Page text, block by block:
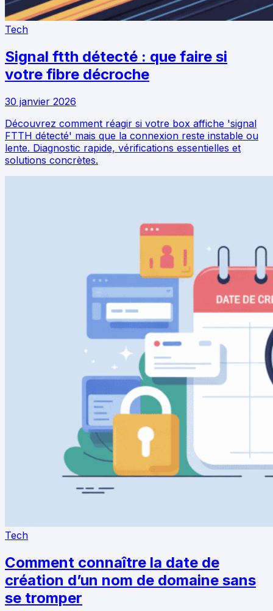
Tech
Signal ftth détecté : que faire si
votre fibre décroche
30 janvier 2026
Découvrez comment réagir si votre box affiche 'signal
FTTH détecté' mais que la connexion reste instable ou
lente. Diagnostic rapide, vérifications essentielles et
solutions concrètes.
Tech
Comment connaître la date de
création d’un nom de domaine sans
se tromper